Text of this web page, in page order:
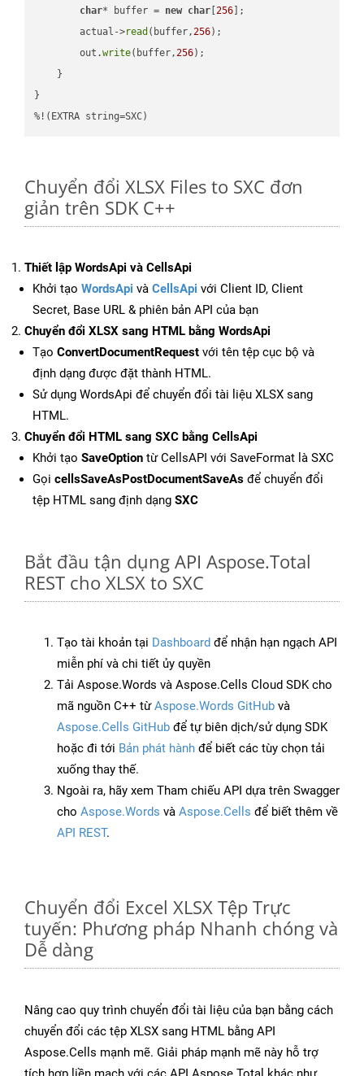
char* buffer = new char [256 ];
        actual->
read (buffer,256);
        out.
write(buffer,256);
    }
}
%!(EXTRA string=SXC)
Chuyển đổi XLSX Files to SXC đơn
giản trên SDK C++
Thiết lập WordsApi và CellsApi
Khởi tạo WordsApi và CellsApi với Client ID, Client
Secret, Base URL & phiên bản API của bạn
Chuyển đổi XLSX sang HTML bằng WordsApi
Tạo ConvertDocumentRequest với tên tệp cục bộ và
định dạng được đặt thành HTML.
Sử dụng WordsApi để chuyển đổi tài liệu XLSX sang
HTML.
Chuyển đổi HTML sang SXC bằng CellsApi
Khởi tạo SaveOption từ CellsAPI với SaveFormat là SXC
Gọi cellsSaveAsPostDocumentSaveAs để chuyển đổi
tệp HTML sang định dạng SXC
Bắt đầu tận dụng API Aspose.Total
REST cho XLSX to SXC
Tạo tài khoản tại Dashboard để nhận hạn ngạch API
miễn phí và chi tiết ủy quyền
Tải Aspose.Words và Aspose.Cells Cloud SDK cho
mã nguồn C++ từAspose.Words GitHub và
Aspose.Cells GitHub để tự biên dịch/sử dụng SDK
hoặc đi tới Bản phát hành để biết các tùy chọn tải
xuống thay thế.
Ngoài ra, hãy xem Tham chiếu API dựa trên Swagger
cho Aspose.Words và Aspose.Cells để biết thêm về
API REST.
Chuyển đổi Excel XLSX Tệp Trực
tuyến: Phương pháp Nhanh chóng và
Dễ dàng
Nâng cao quy trình chuyển đổi tài liệu của bạn bằng cách
chuyển đổi các tệp XLSX sang HTML bằng API
Aspose.Cells mạnh mẽ. Giải pháp mạnh mẽ này hỗ trợ